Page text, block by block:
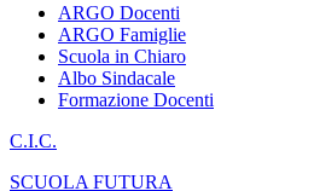
ARGO Docenti
ARGO Famiglie
Scuola in Chiaro
Albo Sindacale
Formazione Docenti
C.I.C.
SCUOLA FUTURA